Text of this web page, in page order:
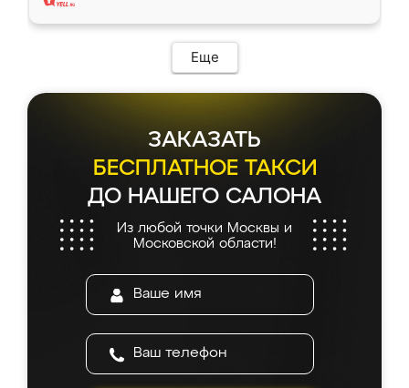
Еще
ЗАКАЗАТЬ
БЕСПЛАТНОЕ ТАКСИ
ДО НАШЕГО САЛОНА
Из любой точки Москвы и
Московской области!